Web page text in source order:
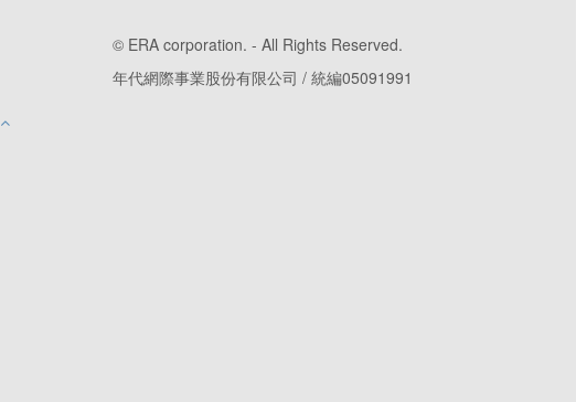
© ERA corporation. - All Rights Reserved.
年代網際事業股份有限公司 / 統編05091991